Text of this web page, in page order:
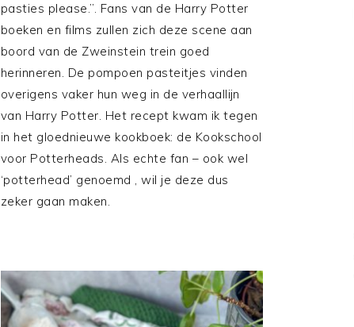
pasties please.”. Fans van de Harry Potter
boeken en films zullen zich deze scene aan
boord van de Zweinstein trein goed
herinneren. De pompoen pasteitjes vinden
overigens vaker hun weg in de verhaallijn
van Harry Potter. Het recept kwam ik tegen
in het gloednieuwe kookboek: de Kookschool
voor Potterheads. Als echte fan – ook wel
‘potterhead’ genoemd , wil je deze dus
zeker gaan maken.